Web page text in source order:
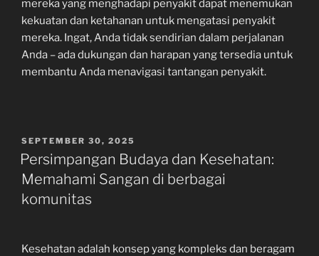
mereka yang menghadapi penyakit dapat menemukan
kekuatan dan ketahanan untuk mengatasi penyakit
mereka. Ingat, Anda tidak sendirian dalam perjalanan
Anda – ada dukungan dan harapan yang tersedia untuk
membantu Anda menavigasi tantangan penyakit.
POSTED
ON
SEPTEMBER 30, 2025
Persimpangan Budaya dan Kesehatan:
Memahami Sangan di berbagai
komunitas
Kesehatan adalah konsep yang kompleks dan beragam